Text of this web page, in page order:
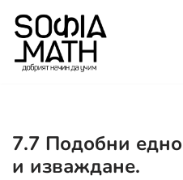
Продължете
към
7.7 Подобни
и изваждане.